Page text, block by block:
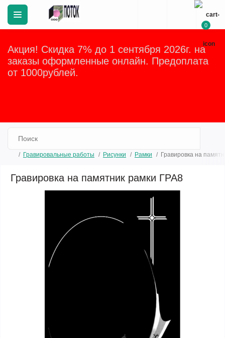
Акция! Скидка 7% до 1 сентября 2026г. на
заказы оформленные онлайн. Предоплата
от 1000рублей.
0
Гравировальные работы Рисунки Рамки Гравировка на
Гравировка на памятник рамки ГРА8